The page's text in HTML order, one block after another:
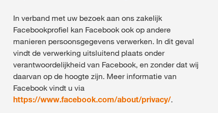
In verband met uw bezoek aan ons zakelijk
Facebookprofiel kan Facebook ook op andere
manieren persoonsgegevens verwerken. In dit geval
vindt de verwerking uitsluitend plaats onder
verantwoordelijkheid van Facebook, en zonder dat wij
daarvan op de hoogte zijn. Meer informatie van
Facebook vindt u via
https://www.facebook.com/about/privacy/.